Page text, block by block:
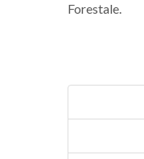
Forestale.